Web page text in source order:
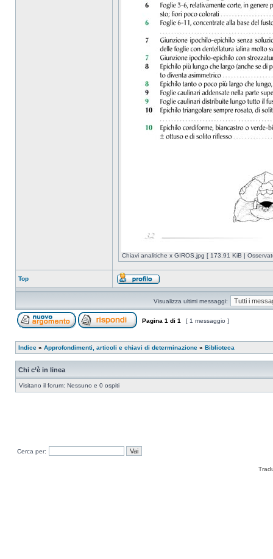
Chiavi analitiche x GIROS.jpg [ 173.91 KiB |
Top
Visualizza ultimi messaggi:
Pagina 1 di 1 [ 1 messaggio ]
Indice » Approfondimenti, articoli e chiavi di determinazione » Biblioteca
Chi c’è in linea
Visitano il forum: Nessuno e 0 ospiti
Cerca per: